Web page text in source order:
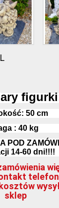
50 cm
: 40 kg
POD
14-60 dni!!!!
sklep